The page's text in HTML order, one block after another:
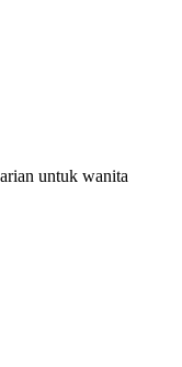
untuk wanita